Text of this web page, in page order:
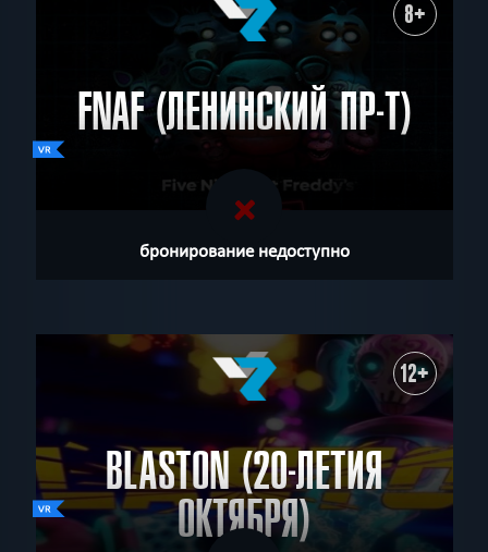
8+
FNAF (ЛЕНИНСКИЙ ПР-Т)
бронирование недоступно
12+
BLASTON (20-ЛЕТИЯ
ОКТЯБРЯ)